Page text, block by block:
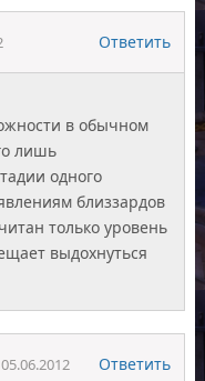
Ответить
в обычном
лишь
одного
близзардов
только уровень
выдохнуться
05.06.2012 Ответить